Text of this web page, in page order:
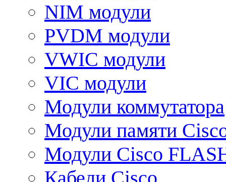
NIM модули
PVDM модули
VWIC модули
VIC модули
Модули коммутатора
Модули памяти
Модули Cisco